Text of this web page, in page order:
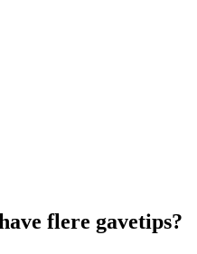
flere gavetips?